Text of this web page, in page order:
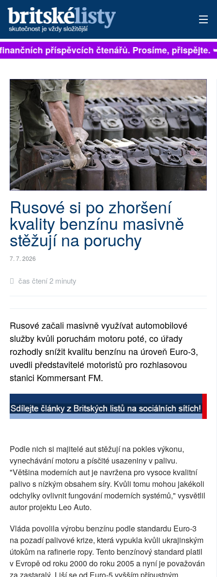
PŘIHLÁSIT
ARCHIV
ROZHOVORY
TÉMATA
NEJČTENĚJŠÍ ZA 7 DNÍ
AUTOŘI
PŘÍSPĚVKY NA PROVOZ
SOCIÁLNÍ SÍTĚ
příspěvcích čtenářů. Prosíme, přispějte.
Rusové si po zhoršení
kvality benzínu masivně
stěžují na poruchy
7. 7. 2026
čas čtení 2 minuty
Rusové začali masivně využívat automobilové
služby kvůli poruchám motoru poté, co úřady
rozhodly snížit kvalitu benzínu na úroveň Euro-3,
uvedli představitelé motoristů pro rozhlasovou
stanici Kommersant FM.
Podle nich si majitelé aut stěžují na pokles výkonu,
vynechávání motoru a písčité usazeniny v palivu.
"Většina moderních aut je navržena pro vysoce kvalitní
palivo s nízkým obsahem síry. Kvůli tomu mohou jakékoli
odchylky ovlivnit fungování moderních systémů," vysvětlil
autor projektu Leo Auto.
Vláda povolila výrobu benzínu podle standardu Euro-3
na pozadí palivové krize, která vypukla kvůli ukrajinským
útokům na rafinerie ropy. Tento benzínový standard platil
v Evropě od roku 2000 do roku 2005 a nyní je považován